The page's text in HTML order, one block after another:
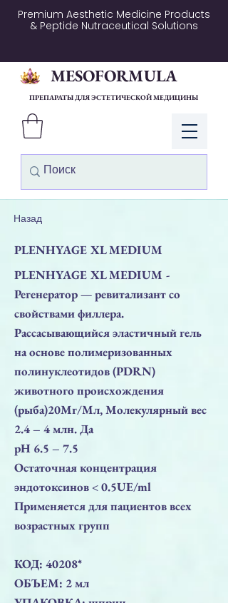
Premium Aesthetic Medicine Products
& Peptide Nutraceutical Solutions
Войти
MESOFORMULA
ПРЕПАРАТЫ ДЛЯ ЭСТЕТИЧЕСКОЙ МЕДИЦИНЫ
Назад
PLENHYAGE XL MEDIUM
PLENHYAGE XL MEDIUM -
Регенератор — ревитализант со
свойствами филлера.
Рассасывающийся эластичный гель
на основе полимеризованных
полинуклеотидов (PDRN)
животного происхождения
(рыба)20Mг/Mл, Молекулярный вес
2.4 – 4 млн. Да
pН 6.5 – 7.5
Остаточная концентрация
эндотоксинов < 0.5UE/ml
Применяется для пациентов всех
возрастных групп
КОД: 40208*
ОБЪЕМ: 2 мл